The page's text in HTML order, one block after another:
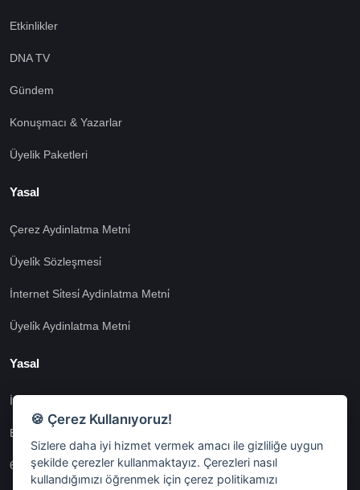
Etkinlikler
DNA TV
Gündem
Konuşmacı & Yazarlar
Üyelik Paketleri
Yasal
Çerez Aydinlatma Metni̇
Üyeli̇k Sözleşmesi̇
İnternet Si̇tesi̇ Aydinlatma Metni̇
Üyeli̇k Aydinlatma Metni̇
Yasal
İşlem Rehberi̇
Etk İzni̇ Metni̇
6698 Sayili Kvkk Gereği̇nce Veri̇ Sorumlusuna Başvuru Formu
🍪 Çerez Kullanıyoruz!
Sizlere daha iyi hizmet vermek amacı ile gizliliğe uygun
şekilde çerezler kullanmaktayız. Çerezleri nasıl
kullandığımızı öğrenmek için çerez politikamızı